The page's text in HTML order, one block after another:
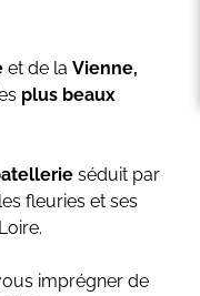
et de la Vienne,
plus beaux
séduit par
fleuries et ses
imprégner de